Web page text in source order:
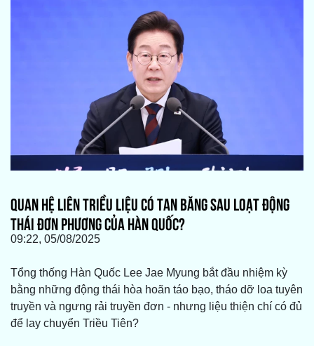
QUAN HỆ LIÊN TRIỀU LIỆU CÓ TAN BĂNG SAU LOẠT ĐỘNG
THÁI ĐƠN PHƯƠNG CỦA HÀN QUỐC?
09:22, 05/08/2025
Tổng thống Hàn Quốc Lee Jae Myung bắt đầu nhiệm kỳ
bằng những động thái hòa hoãn táo bạo, tháo dỡ loa tuyên
truyền và ngưng rải truyền đơn - nhưng liệu thiện chí có đủ
để lay chuyển Triều Tiên?